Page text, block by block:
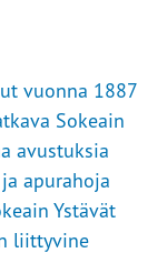
vuonna 1887
Sokeain
avustuksia
apurahoja
Ystävät
liittyvine